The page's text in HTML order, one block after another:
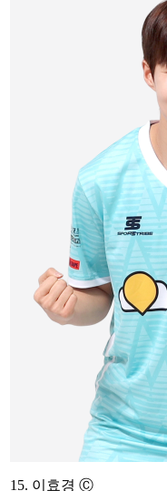
15. 이효경 Ⓒ